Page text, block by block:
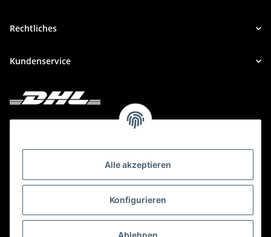
Alle akzeptieren
Konfigurieren
Rechtliches
Kundenservice
Deine Bestellung versenden wir mit DHL!